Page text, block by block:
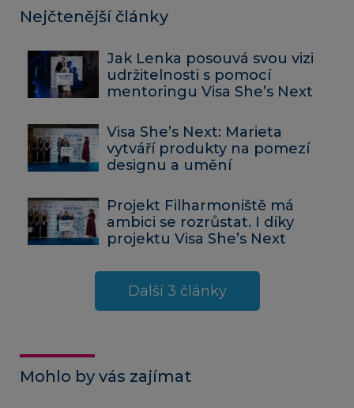
Nejčtenější články
Jak Lenka posouvá svou vizi
udržitelnosti s pomocí
mentoringu Visa She’s Next
Visa She’s Next: Marieta
vytváří produkty na pomezí
designu a umění
Projekt Filharmoniště má
ambici se rozrůstat. I díky
projektu Visa She’s Next
Další 3 články
Mohlo by vás zajímat